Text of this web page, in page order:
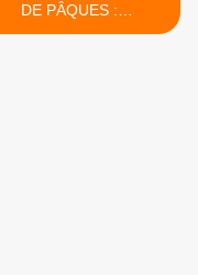
DE PÂQUES :
COMMUNIQUÉ DE